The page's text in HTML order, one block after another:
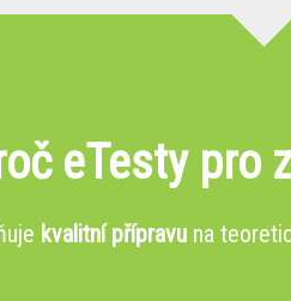
eTesty pro
kvalitní přípravu na